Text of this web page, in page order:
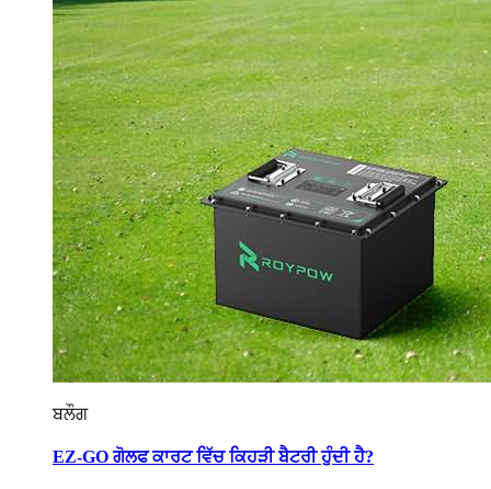
ਬਲੌਗ
EZ-GO ਗੋਲਫ ਕਾਰਟ ਵਿੱਚ ਕਿਹੜੀ ਬੈਟਰੀ ਹੁੰਦੀ ਹੈ?